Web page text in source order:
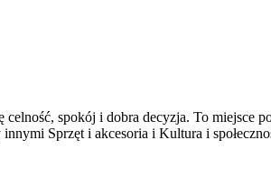
spokój i dobra decyzja. To miejsce
Sprzęt i akcesoria i Kultura i